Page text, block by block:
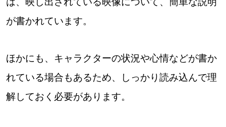
が書かれています。
ほかにも、キャラクターの状況や心情などが書か
れている場合もあるため、しっかり読み込んで理
解しておく必要があります。